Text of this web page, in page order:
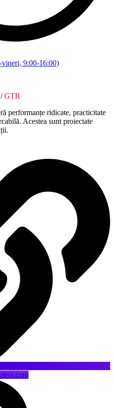
9:00-16:00)
/GTR
performanțe ridicate, practicitate
Acestea sunt proiectate